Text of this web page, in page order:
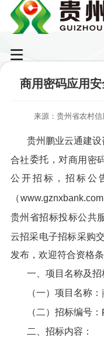
商用密码应用
来源：贵州省农村
贵州鹏业云通建设
合社委托，对商用密
公开招标，招标公
（
贵州省招标投标公共
云招采电子招标采购
发布，欢迎符合资格
一、项目名称及招
（一）项目名称：
（二）招标编号：
二、招标内容：